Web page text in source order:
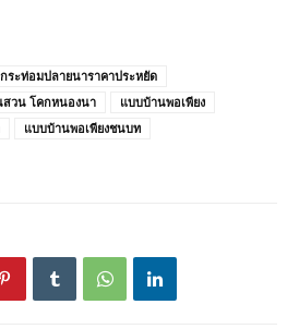
กระท่อมปลายนาราคาประหยัด
สวน โคกหนองนา
แบบบ้านพอเพียง
แบบบ้านพอเพียงชนบท